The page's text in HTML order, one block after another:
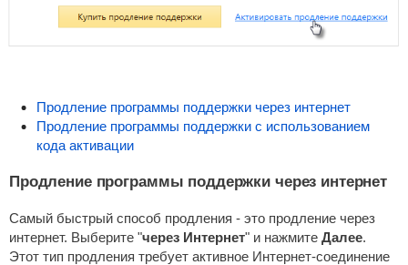
Продление программы поддержки через интернет
Продление программы поддержки с использованием
кода активации
Продление программы поддержки через интернет
Самый быстрый способ продления - это продление через
интернет. Выберите "через Интернет" и нажмите Далее.
Этот тип продления требует активное Интернет-соединение